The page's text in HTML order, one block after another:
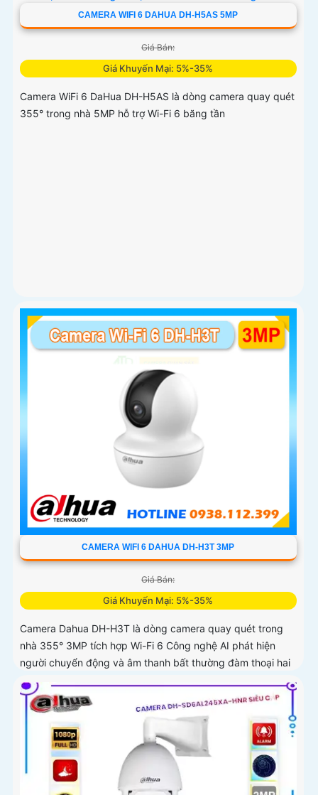
CAMERA WIFI 6 DAHUA DH-H5AS 5MP
Giá Bán:
Giá Khuyến Mại: 5%-35%
Camera WiFi 6 DaHua DH-H5AS là dòng camera quay quét
355° trong nhà 5MP hỗ trợ Wi-Fi 6 băng tần
CAMERA WIFI 6 DAHUA DH-H3T 3MP
Giá Bán:
Giá Khuyến Mại: 5%-35%
Camera Dahua DH-H3T là dòng camera quay quét trong
nhà 355° 3MP tích hợp Wi-Fi 6 Công nghệ AI phát hiện
người chuyển động và âm thanh bất thường đàm thoại hai
chiều, hồng ngoại tầm xa ban đêm 10m hỗ trợ thẻ nhớ
MicroSD 256GB ONVIF và điều khiển từ xa qua ứng dụng
DMSS